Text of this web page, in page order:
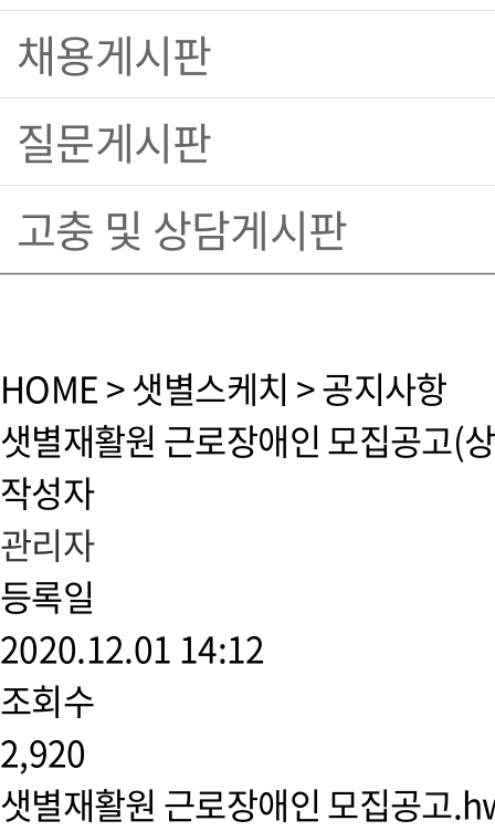
채용게시판
질문게시판
고충 및 상담게시판
HOME > 샛별스케치 > 공지사항
샛별재활원 근로장애인 모집공고(
작성자
관리자
등록일
2020.12.01 14:12
조회수
2,920
샛별재활원 근로장애인 모집공고